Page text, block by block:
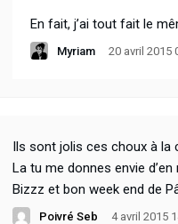
En fait, j’ai tout fait le
Myriam 20 avril 2015
Ils sont jolis ces choux à la
La tu me donnes envie
Bizzz et bon week end de
Poivré Seb 4 avril 2015